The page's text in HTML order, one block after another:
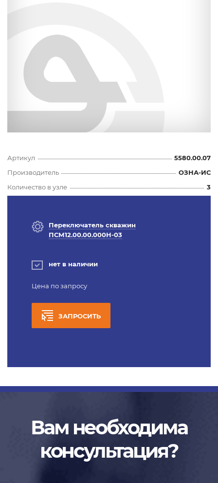
Артикул
5580.00.07
Производитель
ОЗНА-ИС
Количество в узле
3
Переключатель скважин
ПСМ12.00.00.000Н-03
нет в наличии
Цена по запросу
ЗАПРОСИТЬ
Вам необходима
консультация?